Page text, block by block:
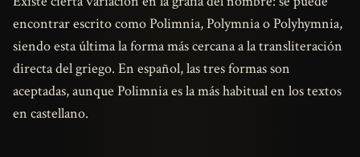
encontrar escrito como Polimnia, Polymnia o Polyhymnia,
siendo esta última la forma más cercana a la transliteración
directa del griego. En español, las tres formas son
aceptadas, aunque Polimnia es la más habitual en los textos
en castellano.